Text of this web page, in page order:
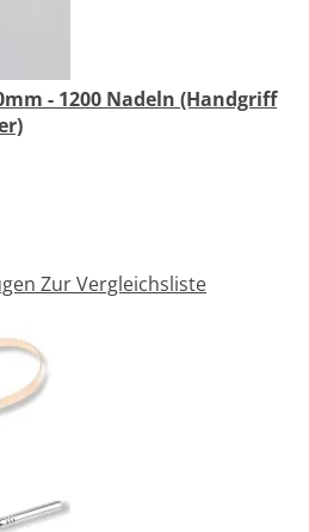
- 1200 Nadeln (Handgriff
Zur Vergleichsliste